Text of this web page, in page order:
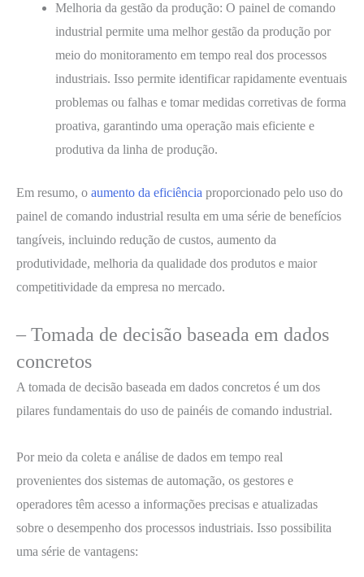
Melhoria da gestão da produção: O painel de comando
industrial permite uma melhor gestão da produção por
meio do monitoramento em tempo real dos processos
industriais. Isso permite identificar rapidamente eventuais
problemas ou falhas e tomar medidas corretivas de forma
proativa, garantindo uma operação mais eficiente e
produtiva da linha de produção.
Em resumo, o aumento da eficiência proporcionado pelo uso do
painel de comando industrial resulta em uma série de benefícios
tangíveis, incluindo redução de custos, aumento da
produtividade, melhoria da qualidade dos produtos e maior
competitividade da empresa no mercado.
– Tomada de decisão baseada em dados
concretos
A tomada de decisão baseada em dados concretos é um dos
pilares fundamentais do uso de painéis de comando industrial.
Por meio da coleta e análise de dados em tempo real
provenientes dos sistemas de automação, os gestores e
operadores têm acesso a informações precisas e atualizadas
sobre o desempenho dos processos industriais. Isso possibilita
uma série de vantagens: